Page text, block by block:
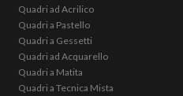
Quadri ad Acrilico
Quadri a Pastello
Quadri a Gessetti
Quadri ad Acquarello
Quadri a Matita
Quadri a Tecnica Mista